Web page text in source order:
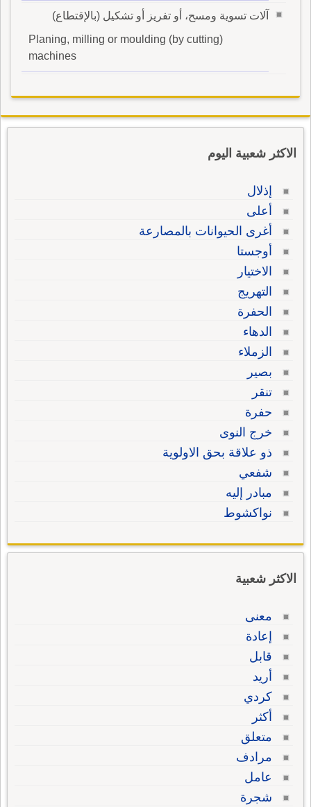
آلات تسوية ومسح، أو تفريز أو تشكيل (بالإقتطاع)
Planing, milling or moulding (by cutting)
machines
الاكثر شعبية اليوم
إذلال
أعلى
أغرى الحيوانات بالمصارعة
أوجستا
الاختيار
التهريج
الحفرة
الدهاء
الزملاء
بصير
تنقر
حفرة
خرج النوى
ذو علاقة بحق الاولوية
شفعي
مبادر إليه
نواكشوط
الاكثر شعبية
معنى
إعادة
قابل
أريد
كردي
أكثر
متعلق
مرادف
عامل
شجرة